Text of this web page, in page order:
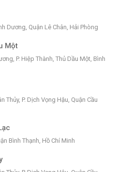
Dương, Quận Lê Chân, Hải Phòng
Một
P. Hiệp Thành, Thủ Dầu Một, Bình
Thủy, P. Dịch Vọng Hậu, Quận Cầu
Bình Thạnh, Hồ Chí Minh